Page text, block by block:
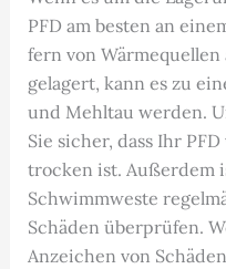
PFD am besten an
fern von Wärmequellen
gelagert, kann es zu
und Mehltau werden.
Sie sicher, dass Ihr
trocken ist. Außerdem
Schwimmweste
Schäden überprüfen.
Anzeichen von